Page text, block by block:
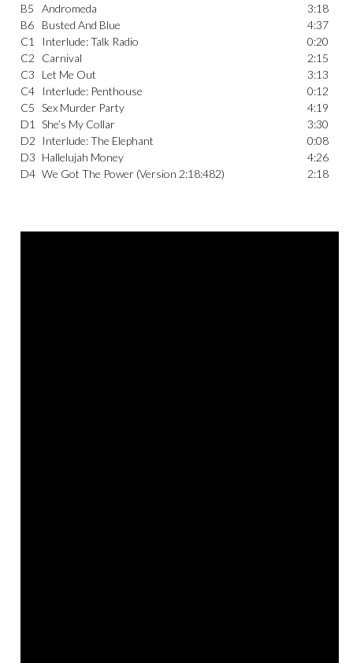
B5
Andromeda
3:18
B6
Busted And Blue
4:37
C1
Interlude: Talk Radio
0:20
C2
Carnival
2:15
C3
Let Me Out
3:13
C4
Interlude: Penthouse
0:12
C5 Sex Murder Party
4:19
D1
She’s My Collar
3:30
D2
Interlude: The Elephant
0:08
D3 Hallelujah Money
4:26
D4 We Got The Power (Version 2:18:482) 2:18